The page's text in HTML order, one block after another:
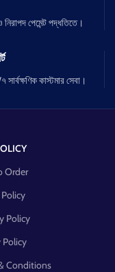
পেমেন্ট পদ্ধতিতে।
কাস্টমার সেবা।
Order
Policy
Policy
Conditions